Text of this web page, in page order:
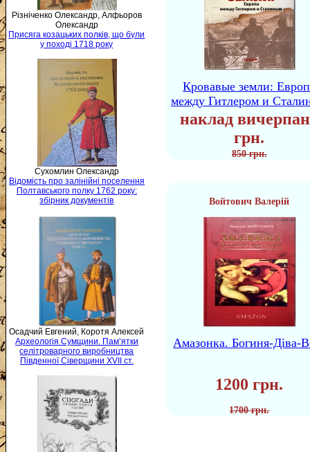
Різніченко Олександр, Алфьоров
Олександр
Присяга козацьких полків, що були
у поході 1718 року
Сухомлин Олександр
Відомість про залінійні поселення
Полтавського полку 1762 року:
збірник документів
Осадчий Евгений, Коротя Алексей
Археологія Сумщини. Пам’ятки
селітроварного виробництва
Південної Сіверщини XVII ст.
Кровавые земли:
между Гитлером и
наклад
грн.
850 грн.
Войтович Валерій
Амазонка. Богиня-Діва-
1200 грн.
1700 грн.